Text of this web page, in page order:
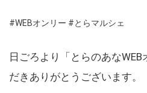
#WEBオンリー #とらマルシェ
日ごろより「とらのあな
だきありがとうございます。